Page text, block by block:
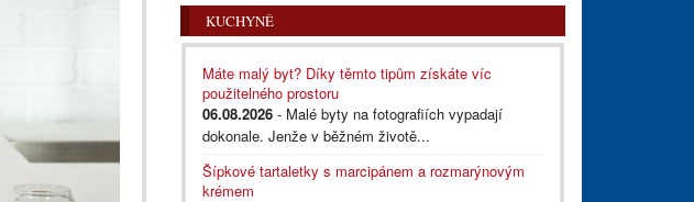
KUCHYNĚ
Máte malý byt? Díky těmto tipům získáte víc
použitelného prostoru
06.08.2026 - Malé byty na fotografiích vypadají
dokonale. Jenže v běžném životě...
Šípkové tartaletky s marcipánem a rozmarýnovým
krémem